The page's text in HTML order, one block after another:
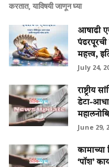
करतात, याविषयी जाणून घ्या
आषाढी
पंढरपूरची
महत्त्व,
July 24,
राष्ट्रीय
डेटा-
June 29,
कामाच्या
‘पॉश’